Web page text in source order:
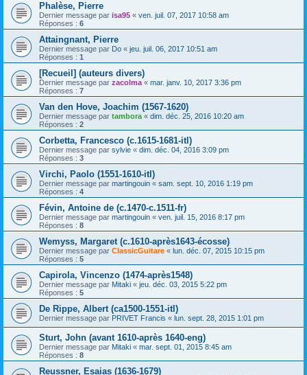
Phalèse, Pierre
Dernier message par isa95 « ven. juil. 07, 2017 10:58 am
Réponses : 6
Attaingnant, Pierre
Dernier message par Do « jeu. juil. 06, 2017 10:51 am
Réponses : 1
[Recueil] (auteurs divers)
Dernier message par zacolma « mar. janv. 10, 2017 3:36 pm
Réponses : 7
Van den Hove, Joachim (1567-1620)
Dernier message par tambora « dim. déc. 25, 2016 10:20 am
Réponses : 2
Corbetta, Francesco (c.1615-1681-itl)
Dernier message par sylvie « dim. déc. 04, 2016 3:09 pm
Réponses : 3
Virchi, Paolo (1551-1610-itl)
Dernier message par martingouin « sam. sept. 10, 2016 1:19 pm
Réponses : 4
Févin, Antoine de (c.1470-c.1511-fr)
Dernier message par martingouin « ven. juil. 15, 2016 8:17 pm
Réponses : 8
Wemyss, Margaret (c.1610-après1643-écosse)
Dernier message par ClassicGuitare « lun. déc. 07, 2015 10:15 pm
Réponses : 5
Capirola, Vincenzo (1474-après1548)
Dernier message par Mitaki « jeu. déc. 03, 2015 5:22 pm
Réponses : 5
De Rippe, Albert (ca1500-1551-itl)
Dernier message par PRIVET Francis « lun. sept. 28, 2015 1:01 pm
Sturt, John (avant 1610-après 1640-eng)
Dernier message par Mitaki « mar. sept. 01, 2015 8:45 am
Réponses : 8
Reussner, Esaias (1636-1679)